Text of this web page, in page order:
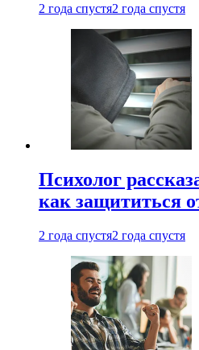
2 года спустя2 года спустя
Психолог
как защититься
2 года спустя2 года спустя